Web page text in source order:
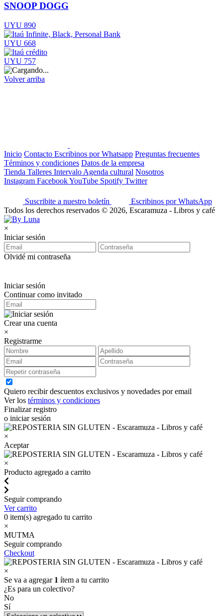
SNOOP DOGG
UYU 890
UYU 668
UYU 757
Volver arriba
Inicio Contacto Escribinos por Whatsapp Preguntas frecuentes
Términos y condiciones Datos de la empresa
Tienda Talleres Intervalo Agenda cultural Nosotros
Instagram FacebookYouTube Spotify Twitter
Suscribite a nuestro boletín
Escribinos por WhatsApp
Todos los derechos reservados © 2026, Escaramuza - Libros y café
×
Iniciar sesión
Olvidé mi contraseña
Iniciar sesión
Continuar como invitado
Crear una cuenta
×
Registrarme
Quiero recibir descuentos exclusivos y novedades por email
Ver los términos y condiciones
Finalizar registro
o iniciar sesión
×
Aceptar
×
Producto agregado a carrito
Seguir comprando
Ver carrito
0 item(s) agregado tu carrito
×
MUTMA
Seguir comprando
Checkout
×
Se va a agregar 1 ítem a tu carrito
¿Es para un colectivo?
No
Sí